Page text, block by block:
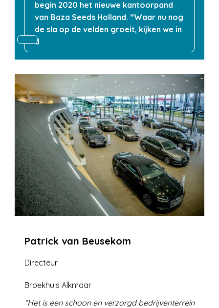
begin 2020 het nieuwe kantoorpand
van Baza Seeds Holland. “Waar nu nog
de sla op de velden groeit, kijken we in
d
Patrick van Beusekom
Directeur
Broekhuis Alkmaar
Het is een schoon en verzorgd bedrijventerrein